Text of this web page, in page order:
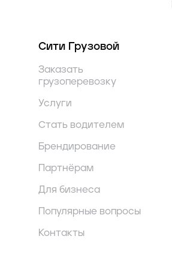
Сити Грузовой
Заказать
грузоперевозку
Услуги
Стать водителем
Брендирование
Партнёрам
Для бизнеса
Популярные вопросы
Контакты